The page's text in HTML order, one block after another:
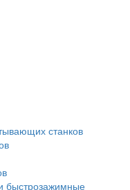
станков
быстрозажимные